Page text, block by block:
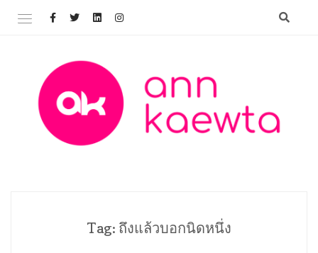
Tag: ถึงแล้วบอกนิดหนึ่ง